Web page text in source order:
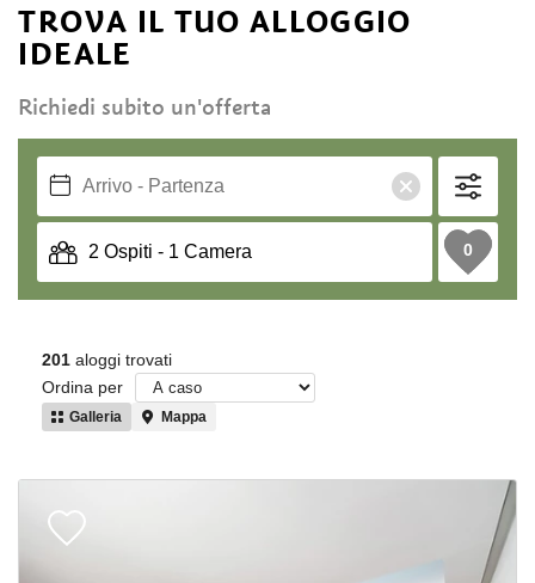
TROVA IL TUO ALLOGGIO
IDEALE
Richiedi subito un'offerta